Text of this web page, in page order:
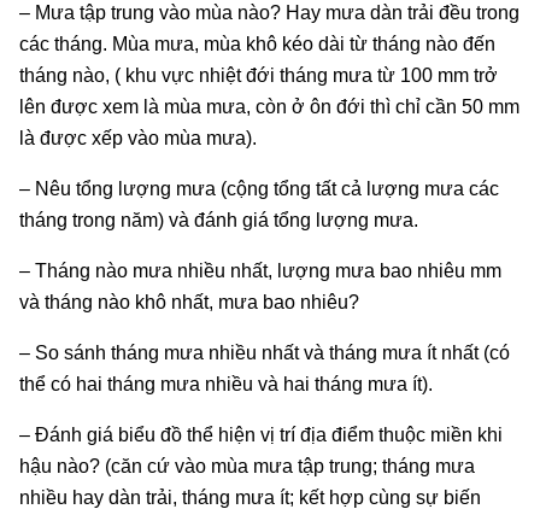
– Mưa tập trung vào mùa nào? Hay mưa dàn trải đều trong
các tháng. Mùa mưa, mùa khô kéo dài từ tháng nào đến
tháng nào, ( khu vực nhiệt đới tháng mưa từ 100 mm trở
lên được xem là mùa mưa, còn ở ôn đới thì chỉ cần 50 mm
là được xếp vào mùa mưa).
– Nêu tổng lượng mưa (cộng tổng tất cả lượng mưa các
tháng trong năm) và đánh giá tổng lượng mưa.
– Tháng nào mưa nhiều nhất, lượng mưa bao nhiêu mm
và tháng nào khô nhất, mưa bao nhiêu?
– So sánh tháng mưa nhiều nhất và tháng mưa ít nhất (có
thể có hai tháng mưa nhiều và hai tháng mưa ít).
– Đánh giá biểu đồ thể hiện vị trí địa điểm thuộc miền khi
hậu nào? (căn cứ vào mùa mưa tập trung; tháng mưa
nhiều hay dàn trải, tháng mưa ít; kết hợp cùng sự biến